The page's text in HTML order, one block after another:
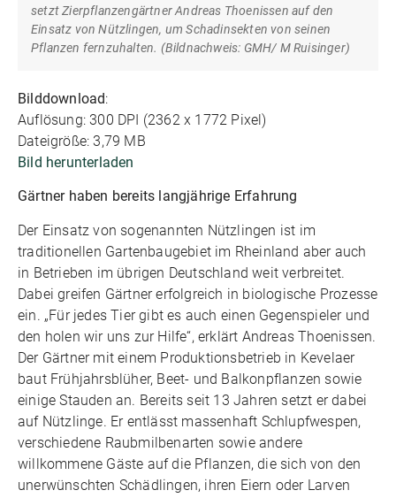
setzt Zierpflanzengärtner Andreas Thoenissen auf den
Einsatz von Nützlingen, um Schadinsekten von seinen
Pflanzen fernzuhalten. (Bildnachweis: GMH/ M Ruisinger)
Bilddownload:
Auflösung: 300 DPI (2362 x 1772 Pixel)
Dateigröße: 3,79 MB
Bild herunterladen
Gärtner haben bereits langjährige Erfahrung
Der Einsatz von sogenannten Nützlingen ist im
traditionellen Gartenbaugebiet im Rheinland aber auch
in Betrieben im übrigen Deutschland weit verbreitet.
Dabei greifen Gärtner erfolgreich in biologische Prozesse
ein. „Für jedes Tier gibt es auch einen Gegenspieler und
den holen wir uns zur Hilfe“, erklärt Andreas Thoenissen.
Der Gärtner mit einem Produktionsbetrieb in Kevelaer
baut Frühjahrsblüher, Beet- und Balkonpflanzen sowie
einige Stauden an. Bereits seit 13 Jahren setzt er dabei
auf Nützlinge. Er entlässt massenhaft Schlupfwespen,
verschiedene Raubmilbenarten sowie andere
willkommene Gäste auf die Pflanzen, die sich von den
unerwünschten Schädlingen, ihren Eiern oder Larven